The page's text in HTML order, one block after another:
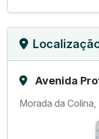
Avenida
Morada da